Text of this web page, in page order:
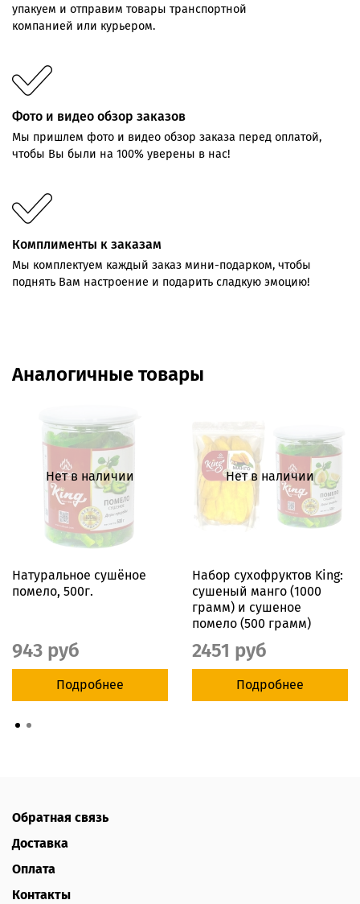
упакуем и отправим товары транспортной
компанией или курьером.
Фото и видео обзор заказов
Мы пришлем фото и видео обзор заказа перед оплатой,
чтобы Вы были на 100% уверены в нас!
Комплименты к заказам
Мы комплектуем каждый заказ мини-подарком, чтобы
поднять Вам настроение и подарить сладкую эмоцию!
Аналогичные товары
Нет в наличии
Натуральное сушёное
помело, 500г.
943 руб
Подробнее
Нет в наличии
Набор сухофруктов King:
сушеный манго (1000
грамм) и сушеное
помело (500 грамм)
2451 руб
Подробнее
Обратная связь
Доставка
Оплата
Контакты